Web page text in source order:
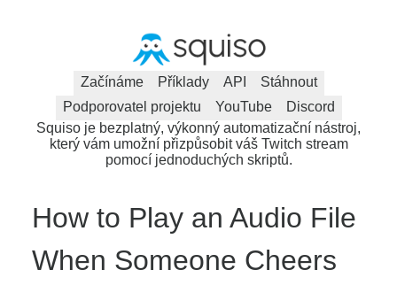
Začínáme Příklady API
Stáhnout
Podporovatel projektu
YouTube
Discord
Squiso je bezplatný, výkonný automatizační nástroj,
který vám umožní přizpůsobit váš Twitch stream
pomocí jednoduchých skriptů.
How to Play an Audio File
When Someone Cheers